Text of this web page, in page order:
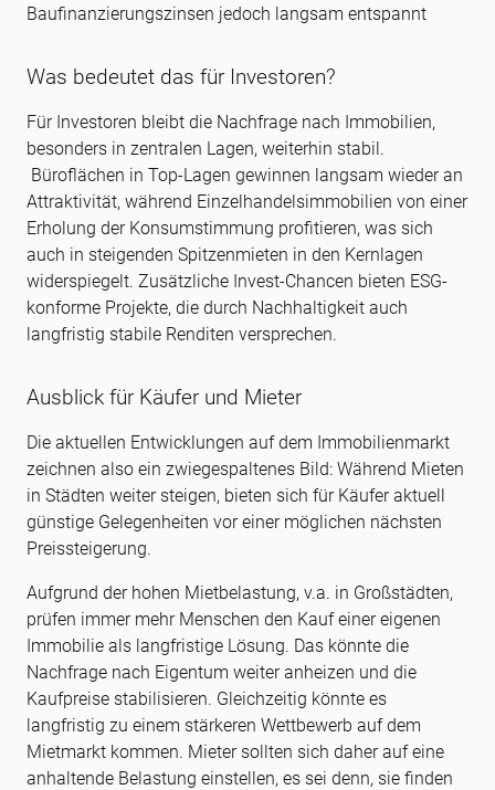
Baufinanzierungszinsen jedoch langsam entspannt
Was bedeutet das für Investoren?
Für Investoren bleibt die Nachfrage nach Immobilien,
besonders in zentralen Lagen, weiterhin stabil.
Büroflächen in Top-Lagen gewinnen langsam wieder an
Attraktivität, während Einzelhandelsimmobilien von einer
Erholung der Konsumstimmung profitieren, was sich
auch in steigenden Spitzenmieten in den Kernlagen
widerspiegelt. Zusätzliche Invest-Chancen bieten ESG-
konforme Projekte, die durch Nachhaltigkeit auch
langfristig stabile Renditen versprechen.
Ausblick für Käufer und Mieter
Die aktuellen Entwicklungen auf dem Immobilienmarkt
zeichnen also ein zwiegespaltenes Bild: Während Mieten
in Städten weiter steigen, bieten sich für Käufer aktuell
günstige Gelegenheiten vor einer möglichen nächsten
Preissteigerung.
Aufgrund der hohen Mietbelastung, v.a. in Großstädten,
prüfen immer mehr Menschen den Kauf einer eigenen
Immobilie als langfristige Lösung. Das könnte die
Nachfrage nach Eigentum weiter anheizen und die
Kaufpreise stabilisieren. Gleichzeitig könnte es
langfristig zu einem stärkeren Wettbewerb auf dem
Mietmarkt kommen. Mieter sollten sich daher auf eine
anhaltende Belastung einstellen, es sei denn, sie finden